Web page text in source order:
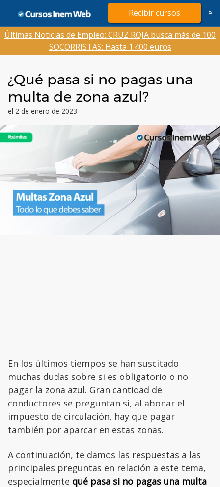
contenido
Recibir cursos
Últimas Noticias de Empleo: CRUZ ROJA busca más de 100
SOCORRISTAS: Hasta 1.400 euros
¿Qué pasa si no pagas una
multa de zona azul?
el 2 de enero de 2023
En los últimos tiempos se han suscitado
muchas dudas sobre si es obligatorio o no
pagar la zona azul. Gran cantidad de
conductores se preguntan si, al abonar el
impuesto de circulación, hay que pagar
también por aparcar en estas zonas.
A continuación, te damos las respuestas a las
principales preguntas en relación a este tema,
especialmente qué pasa si no pagas una multa